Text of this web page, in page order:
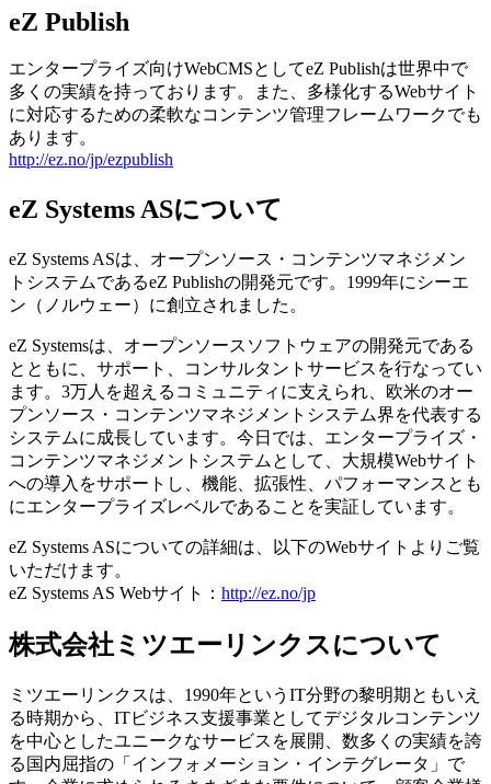
eZ Publish
エンタープライズ向けWebCMSとしてeZ Publishは世界中で
多くの実績を持っております。また、多様化するWebサイト
に対応するための柔軟なコンテンツ管理フレームワークでも
あります。
http://ez.no/jp/ezpublish
eZ Systems ASについて
eZ Systems ASは、オープンソース・コンテンツマネジメン
トシステムであるeZ Publishの開発元です。1999年にシーエ
ン（ノルウェー）に創立されました。
eZ Systemsは、オープンソースソフトウェアの開発元である
とともに、サポート、コンサルタントサービスを行なってい
ます。3万人を超えるコミュニティに支えられ、欧米のオー
プンソース・コンテンツマネジメントシステム界を代表する
システムに成長しています。今日では、エンタープライズ・
コンテンツマネジメントシステムとして、大規模Webサイト
への導入をサポートし、機能、拡張性、パフォーマンスとも
にエンタープライズレベルであることを実証しています。
eZ Systems ASについての詳細は、以下のWebサイトよりご覧
いただけます。
eZ Systems AS Webサイト： http://ez.no/jp
株式会社ミツエーリンクスについて
ミツエーリンクスは、1990年というIT分野の黎明期ともいえ
る時期から、ITビジネス支援事業としてデジタルコンテンツ
を中心としたユニークなサービスを展開、数多くの実績を誇
る国内屈指の「インフォメーション・インテグレータ」で